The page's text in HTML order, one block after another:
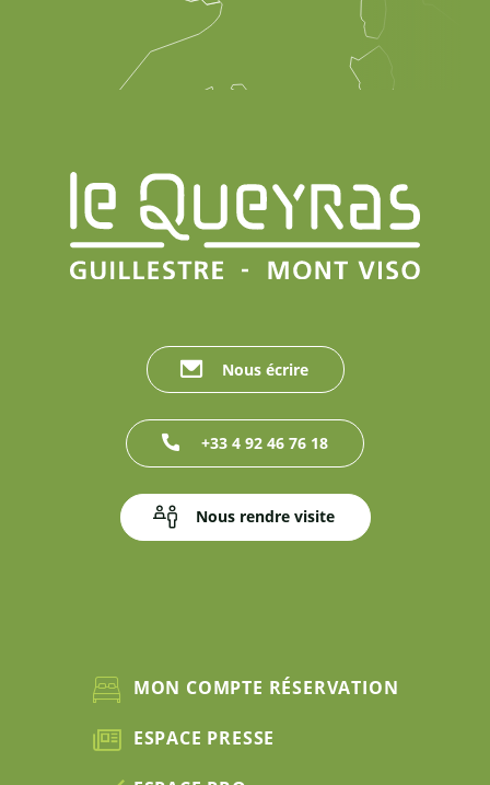
Nous écrire
+33 4 92 46 76 18
Nous rendre visite
MON COMPTE RÉSERVATION
ESPACE PRESSE